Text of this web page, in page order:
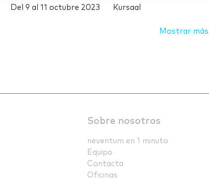
Del9 al11 octubre 2023 Kursaal
Mostrar más
Sobre nosotros
neventum en 1 minuto
Equipo
Contacta
Oficinas